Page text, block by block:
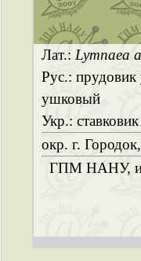
Лат.: Lymnaea
Рус.:
ушковый
Укр.:
окр. г.
ГПМ НАНУ,